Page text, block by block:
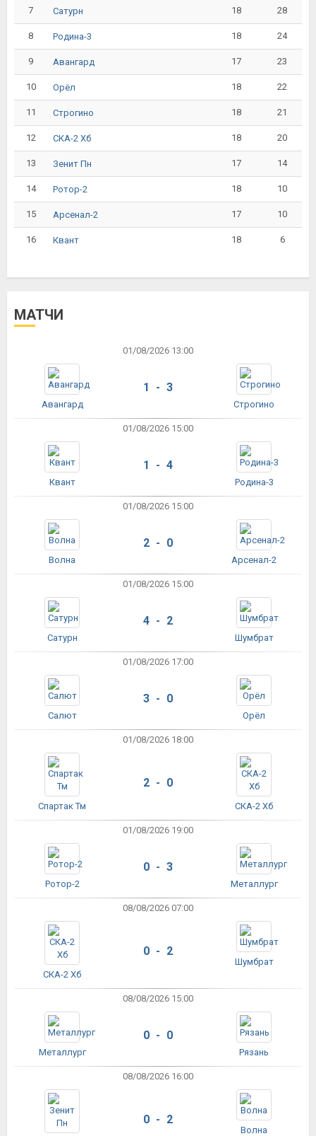
7 Сатурн 18 28
8 Родина-3 18 24
9 Авангард 17 23
10 Орёл 18 22
11 Строгино 18 21
12 СКА-2 Хб 18 20
13 Зенит Пн 17 14
14 Ротор-2 18 10
15 Арсенал-2 17 10
16 Квант 18 6
МАТЧИ
01/08/2026 13:00
Авангард
1 - 3
Строгино
01/08/2026 15:00
Квант
1 - 4
Родина-3
01/08/2026 15:00
Волна
2 - 0
Арсенал-2
01/08/2026 15:00
Сатурн
4 - 2
Шумбрат
01/08/2026 17:00
Салют
3 - 0
Орёл
01/08/2026 18:00
Спартак Тм
2 - 0
СКА-2 Хб
01/08/2026 19:00
Ротор-2
0 - 3
Металлург
08/08/2026 07:00
СКА-2 Хб
0 - 2
Шумбрат
08/08/2026 15:00
Металлург
0 - 0
Рязань
08/08/2026 16:00
0 - 2
Волна